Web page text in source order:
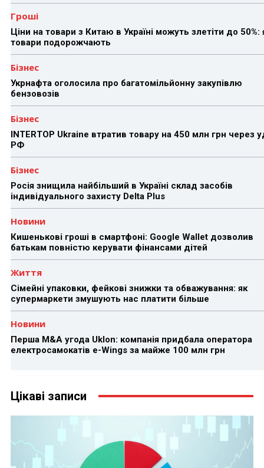
Гроші
Ціни на товари з Китаю в Україні можуть злетіти до 50%:
товари подорожчають
Бізнес
Укрнафта оголосила про багатомільйонну закупівлю
бензовозів
Бізнес
INTERTOP Ukraine втратив товару на 450 млн грн через
РФ
Бізнес
Росія знищила найбільший в Україні склад засобів
індивідуального захисту Delta Plus
Новини
Кишенькові гроші в смартфоні: Google Wallet дозволив
батькам повністю керувати фінансами дітей
Життя
Сімейні упаковки, фейкові знижки та обважування: як
супермаркети змушують нас платити більше
Новини
Перша M&A угода Uklon: компанія придбала оператора
електросамокатів e-Wings за майже 100 млн грн
Цікаві записи